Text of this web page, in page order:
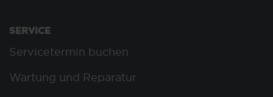
SERVICE
Servicetermin buchen
Wartung und Reparatur